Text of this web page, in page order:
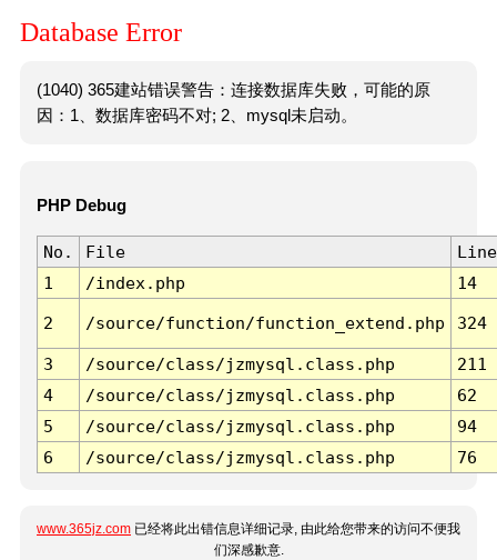
Database Error
(1040) 365建站错误警告：连接数据库失败，可能的原
因：1、数据库密码不对; 2、mysql未启动。
PHP Debug
No. File
Line
1
/index.php 14
2 /source/function/function_extend.php 324
3 /source/class/jzmysql.class.php
211
4
/source/class/jzmysql.class.php
62
5
/source/class/jzmysql.class.php
94
6
/source/class/jzmysql.class.php 76
www.365jz.com 已经将此出错信息详细记录, 由此给您带来的访问不便我
们深感歉意.